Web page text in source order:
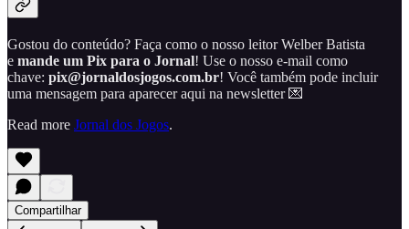
Gostou do conteúdo? Faça como o nosso leitor Welber Batista
e mande um Pix para o Jornal! Use o nosso e-mail como
chave: pix@jornaldosjogos.com.br! Você também pode incluir
uma mensagem para aparecer aqui na newsletter 💌
Read more Jornal dos Jogos.
Compartilhar